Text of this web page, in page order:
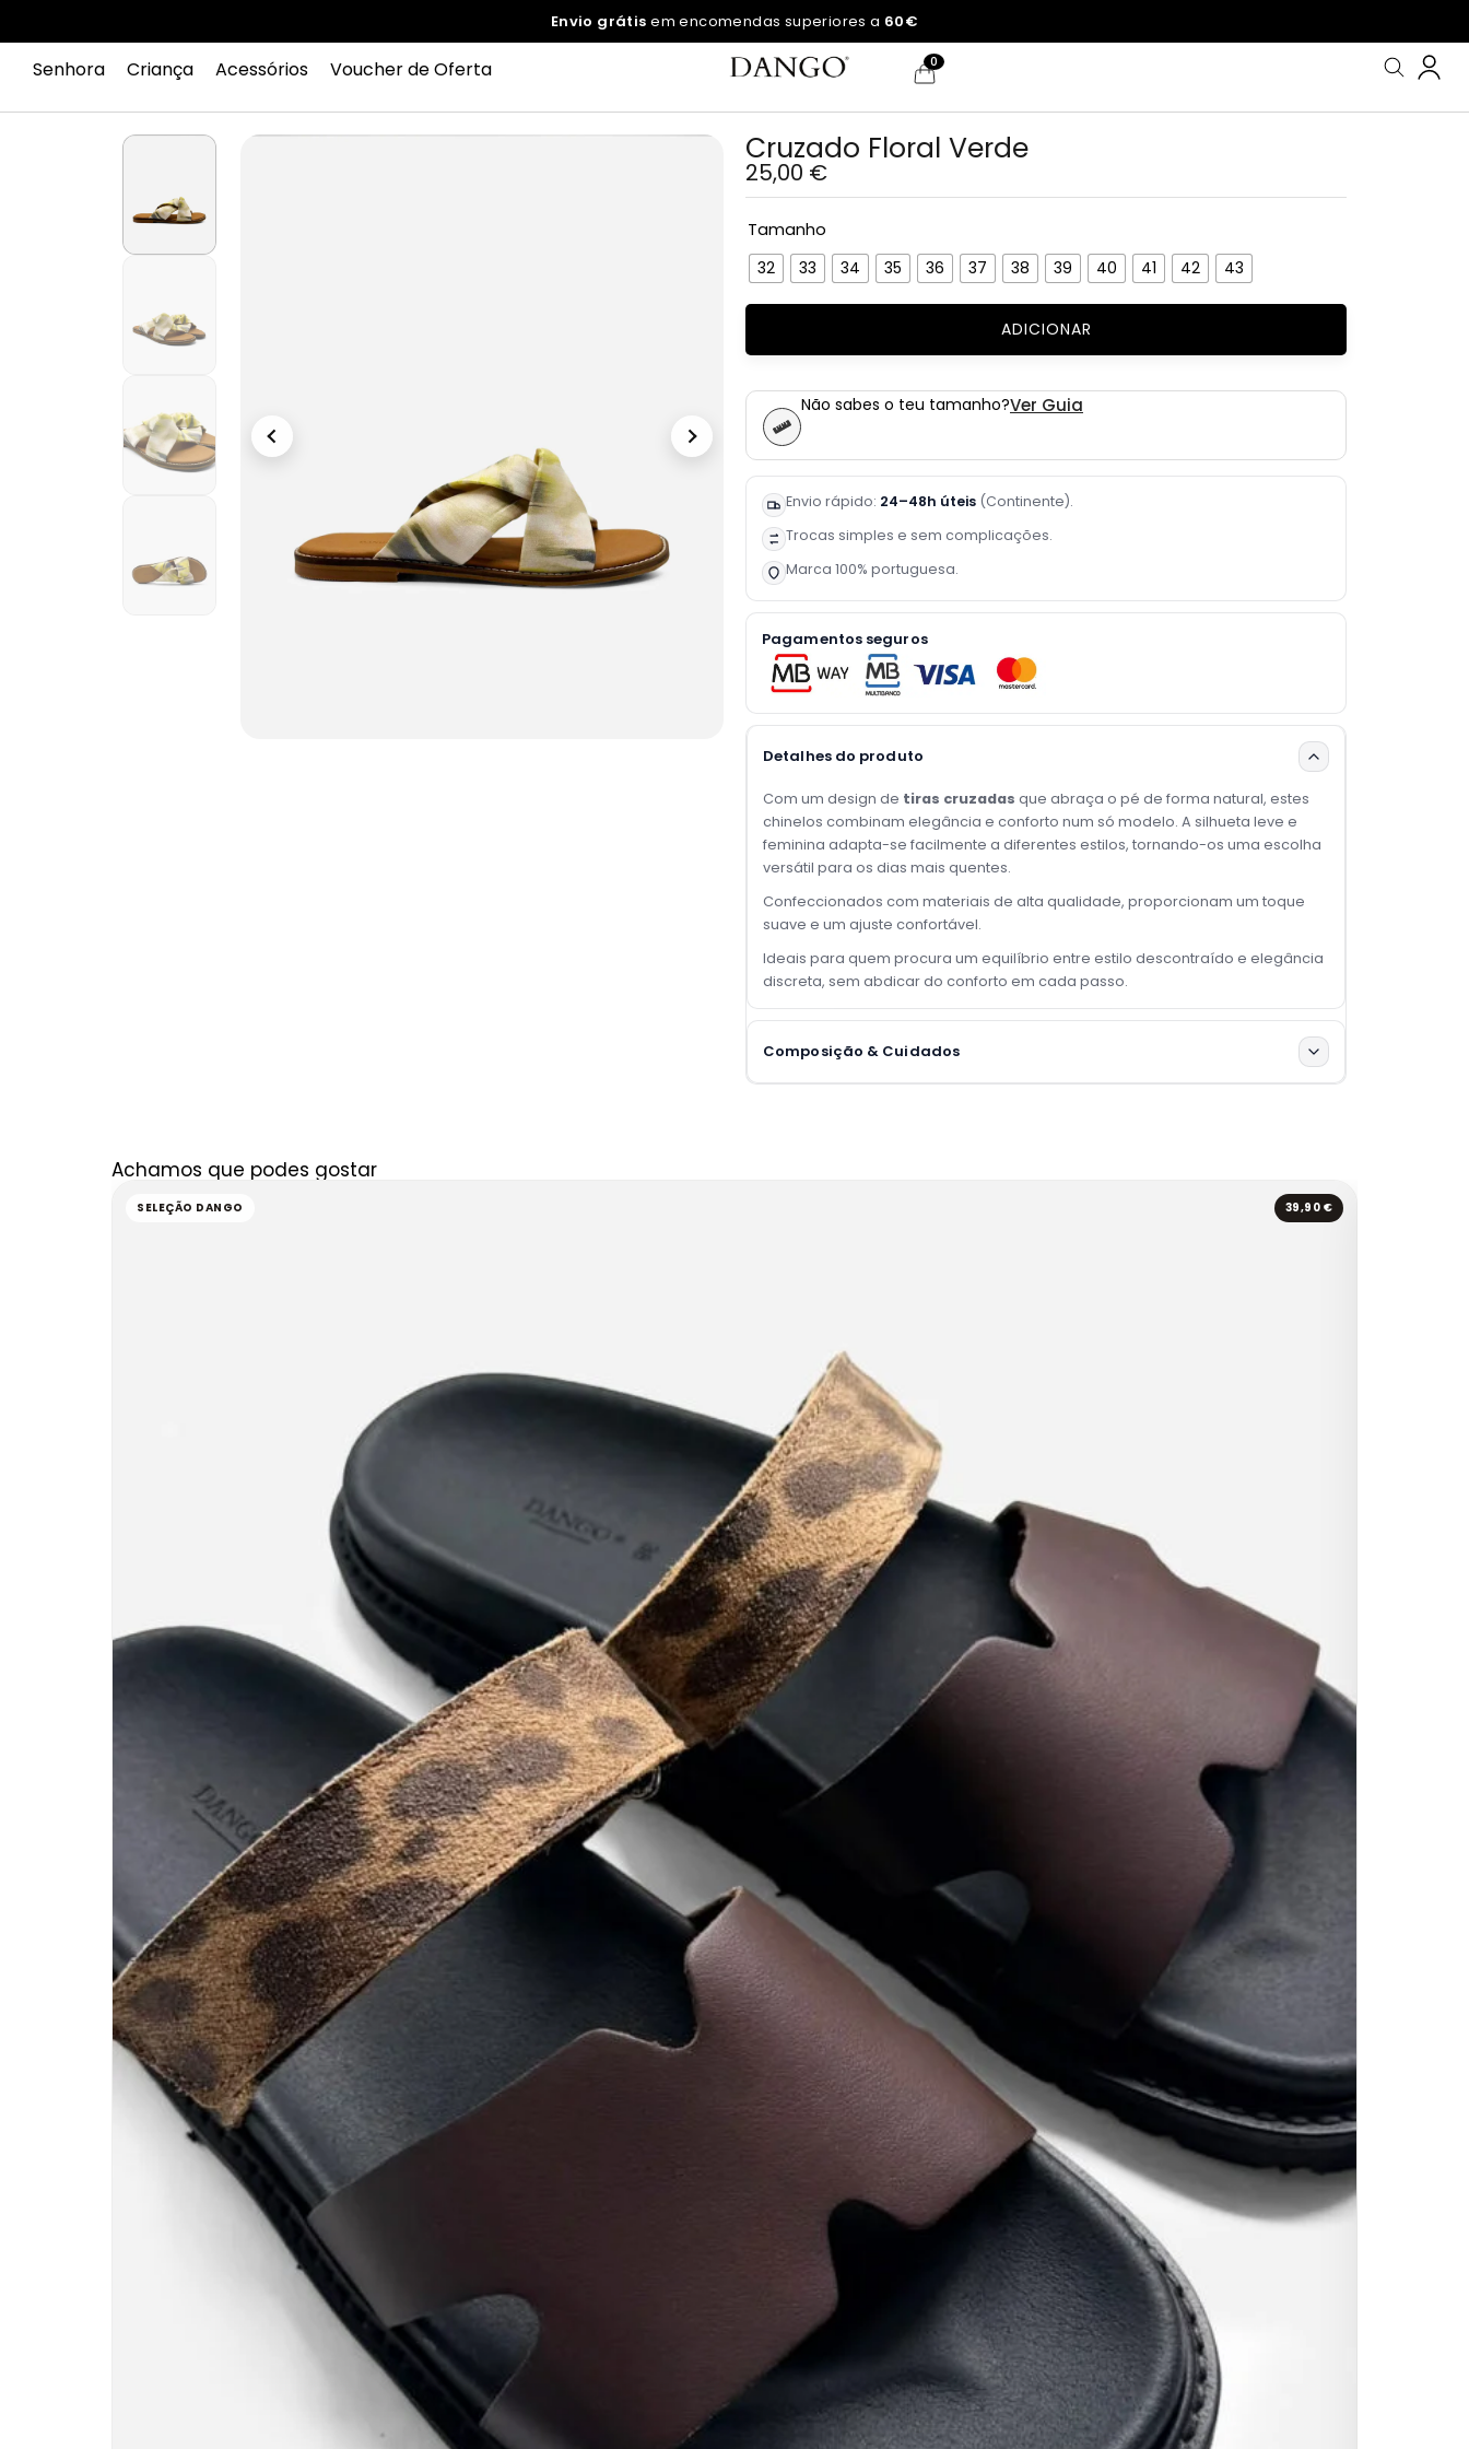
Envio grátis em encomendas superiores a 60€
Senhora Criança Acessórios Voucher de Oferta 0
Cruzado Floral Verde
25,00 €
Tamanho
32
33 34 35 36 37 38 39 40 41 42 43
ADICIONAR
Não sabes o teu tamanho?Ver Guia
Envio rápido: 24–48h úteis (Continente).
Trocas simples e sem complicações.
Marca 100% portuguesa.
Pagamentos seguros
Detalhes do produto
Com um design de tiras cruzadas que abraça o pé de forma natural, estes
chinelos combinam elegância e conforto num só modelo. A silhueta leve e
feminina adapta-se facilmente a diferentes estilos, tornando-os uma escolha
versátil para os dias mais quentes.
Confeccionados com materiais de alta qualidade, proporcionam um toque
suave e um ajuste confortável.
Ideais para quem procura um equilíbrio entre estilo descontraído e elegância
discreta, sem abdicar do conforto em cada passo.
Composição & Cuidados
Achamos que podes gostar
SELEÇÃO DANGO 39,90 €